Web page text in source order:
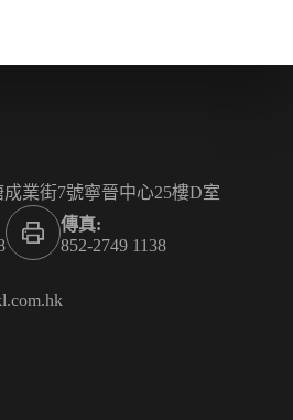
業街7號寧晉中心25樓D室
傳真:
852-2749 1138